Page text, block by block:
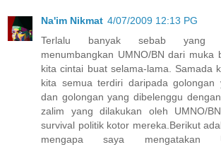
Na'im Nikmat 4/07/2009 12:13 PG
Terlalu banyak sebab yang
menumbangkan UMNO/BN dari muka
kita cintai buat selama-lama. Samada
kita semua terdiri daripada golongan
dan golongan yang dibelenggu
zalim yang dilakukan oleh UMNO/
survival politik kotor mereka.Berikut
mengapa saya mengatakan